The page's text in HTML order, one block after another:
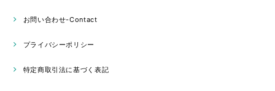
お問い合わせ-Contact
プライバシーポリシー
特定商取引法に基づく表記